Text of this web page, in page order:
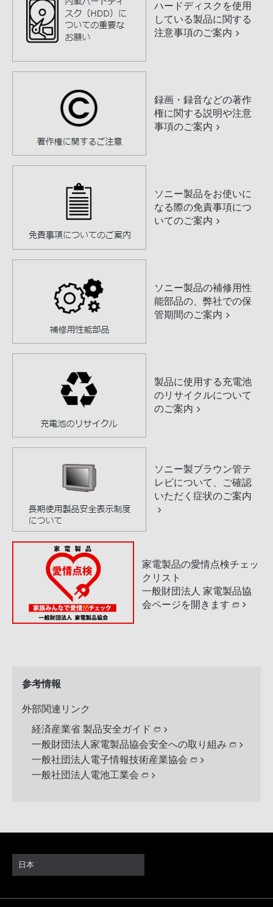
ハードディスクを使用
している製品に関する
注意事項のご案内
録画・録音などの著作
権に関する説明や注意
事項のご案内
ソニー製品をお使いに
なる際の免責事項につ
いてのご案内
ソニー製品の補修用性
能部品の、弊社での保
管期間のご案内
製品に使用する充電池
のリサイクルについて
のご案内
ソニー製ブラウン管テ
レビについて、ご確認
いただく症状のご案内
家電製品の愛情点検チェッ
クリスト
一般財団法人 家電製品協
会ページを開きます
参考情報
外部関連リンク
経済産業省 製品安全ガイド
一般財団法人家電製品協会安全への取り組み
一般社団法人電子情報技術産業協会
一般社団法人電池工業会
日本